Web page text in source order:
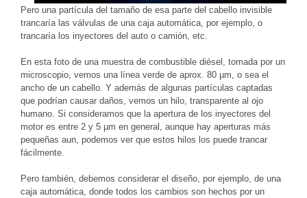
Pero una partícula del tamaño de esa parte del cabello invisible
trancaría las válvulas de una caja automática, por ejemplo, o
trancaría los inyectores del auto o camión, etc.
En esta foto de una muestra de combustible diésel, tomada por un
microscopio, vemos una línea verde de aprox. 80 µm, o sea el
ancho de un cabello. Y además de algunas partículas captadas
que podrían causar daños, vemos un hilo, transparente al ojo
humano. Si consideramos que la apertura de los inyectores del
motor es entre 2 y 5 µm en general, aunque hay aperturas más
pequeñas aun, podemos ver que estos hilos los puede trancar
fácilmente.
Pero también, debemos considerar el diseño, por ejemplo, de una
caja automática, donde todos los cambios son hechos por un